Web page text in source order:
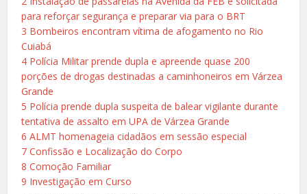
para reforçar segurança e preparar via para o BRT
3 Bombeiros encontram vítima de afogamento no Rio
Cuiabá
4 Polícia Militar prende dupla e apreende quase 200
porções de drogas destinadas a caminhoneiros em Várzea
Grande
5 Polícia prende dupla suspeita de balear vigilante durante
tentativa de assalto em UPA de Várzea Grande
6 ALMT homenageia cidadãos em sessão especial
7 Confissão e Localização do Corpo
8 Comoção Familiar
9 Investigação em Curso